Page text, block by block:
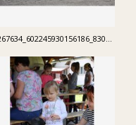
35267634_602245930156186_830037257841803264_n.jpg